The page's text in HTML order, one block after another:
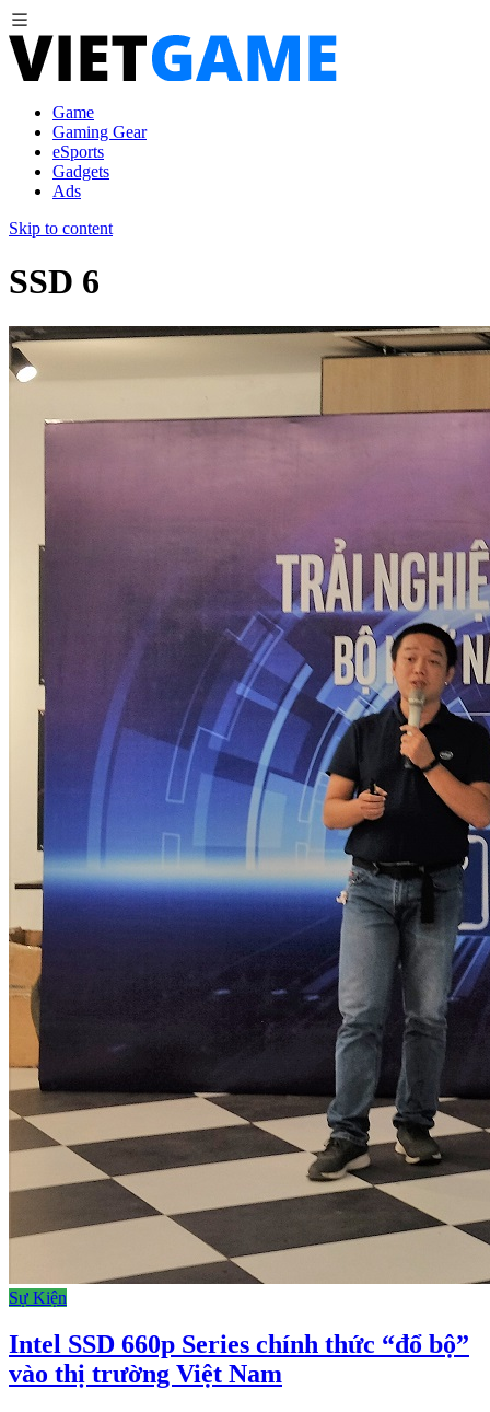
Game
Gaming Gear
eSports
Gadgets
Ads
Skip to content
SSD 6
Sự Kiện
Intel SSD 660p Series chính thức “đổ bộ”
vào thị trường Việt Nam